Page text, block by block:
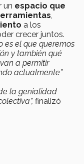
un espacio que
,
a los
crecer juntos.
es el que queremos
y también qué
a permitir
actualmente”
la genialidad
finalizó